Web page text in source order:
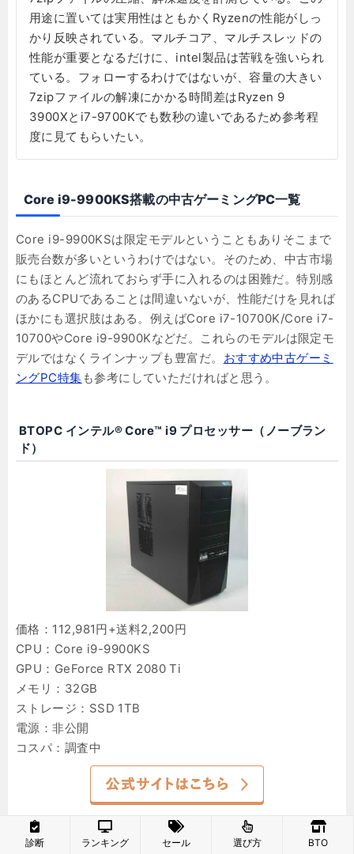
用途に置いては実用性はともかくRyzenの性能がしっ
かり反映されている。マルチコア、マルチスレッドの
性能が重要となるだけに、intel製品は苦戦を強いられ
ている。フォローするわけではないが、容量の大きい
7zipファイルの解凍にかかる時間差はRyzen 9
3900Xとi7-9700Kでも数秒の違いであるため参考程
度に見てもらいたい。
Core i9-9900KS搭載の中古ゲーミングPC一覧
Core i9-9900KSは限定モデルということもありそこまで
販売台数が多いというわけではない。そのため、中古市場
にもほとんど流れておらず手に入れるのは困難だ。特別感
のあるCPUであることは間違いないが、性能だけを見れば
ほかにも選択肢はある。例えばCore i7-10700K/Core i7-
10700やCore i9-9900Kなどだ。これらのモデルは限定モ
デルではなくラインナップも豊富だ。 おすすめ中古ゲーミ
ングPC特集 も参考にしていただければと思う。
BTOPC インテル® Core™ i9 プロセッサー（ノーブラン
ド）
価格：112,981円+送料2,200円
CPU：Core i9-9900KS
GPU：GeForce RTX 2080 Ti
メモリ：32GB
ストレージ：SSD 1TB
電源：非公開
コスパ：調査中
診断 ランキング セール 選び方 BTO